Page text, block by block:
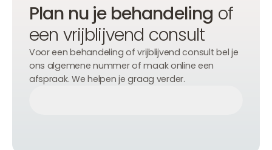
Plan nu je behandeling of
een vrijblijvend consult
Voor een behandeling of vrijblijvend consult bel je
ons algemene nummer of maak online een
afspraak. We helpen je graag verder.